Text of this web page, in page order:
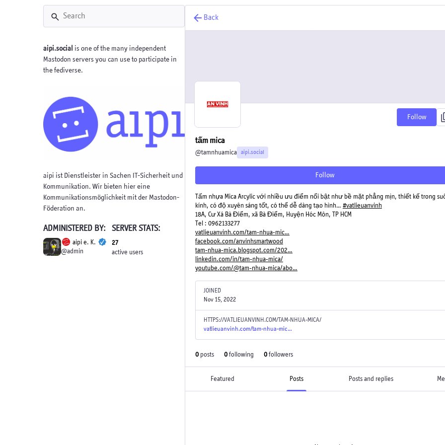
aipi.social is one of the many independent
Mastodon servers you can use to participate in
the fediverse.
aipi ist Dienstleister in Sachen IT-Sicherheit und
Kommunikation. Wir bieten hier eine
Kommunikationsmöglichkeit mit der Mastodon-
Föderation an.
ADMINISTERED BY:
aipi e. K.
@admin
SERVER STATS:
27
active users
Back
Follow
tấm mica
@tamnhuamica aipi.social
Follow
Tấm nhựa Mica Arcylic với nhiều ưu điểm nổi bật như bề mặt phẳng mịn, thiết kế trong
kính, có độ xuyên sáng tốt, có thể dễ dàng tạo hình… #vatlieuanvinh
18A, Cư Xá Bà Điểm, xã Bà Điểm, Huyện Hóc Môn, TP HCM
Tel : 0962133277
vatlieuanvinh.com/tam-nhua-mic
facebook.com/anvinhsmartwood
tam-nhua-mica.blogspot.com/202
linkedin.com/in/tam-nhua-mica/
youtube.com/@tam-nhua-mica/abo
JOINED
Nov 15, 2022
HTTPS://VATLIEUANVINH.COM/TAM-NHUA-MICA/
vatlieuanvinh.com/tam-nhua-mic
0 posts 0 following 0 followers
Featured Posts Posts and replies